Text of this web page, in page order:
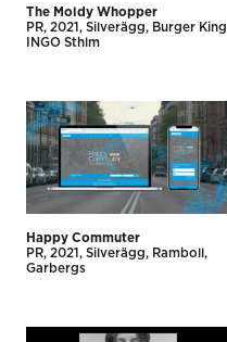
The Moldy Whopper
PR 2021 Silverägg
Burger King
INGO Sthlm
Happy Commuter
PR 2021 Silverägg
Ramboll
Garbergs